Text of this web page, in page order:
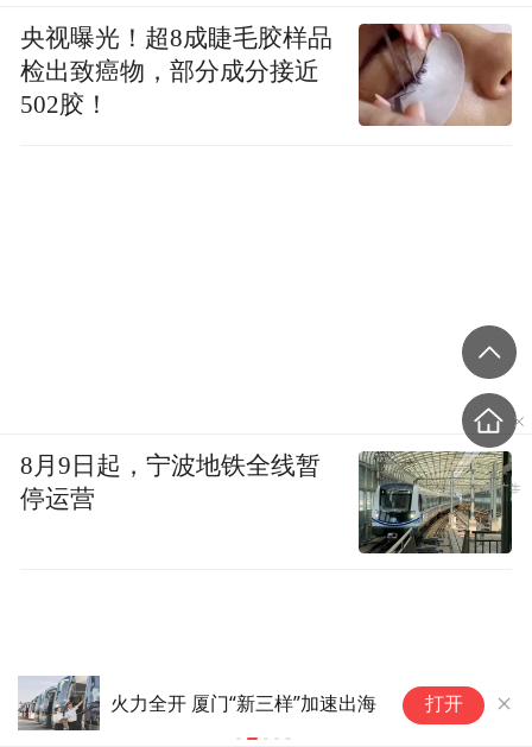
火力全开 厦门“新三样”加速出海 打开
央视曝光！超8成睫毛胶样品
检出致癌物，部分成分接近
502胶！
8月9日起，宁波地铁全线暂
停运营